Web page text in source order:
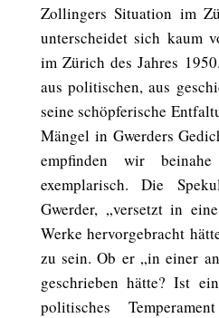
Zollingers Situation im
unterscheidet sich kaum
im Zürich des Jahres
aus politischen, aus
seine schöpferische
Mängel in Gwerders
empfinden wir
exemplarisch. Die
Gwerder, „versetzt in
Werke hervorgebracht
zu sein. Ob er „in einer
geschrieben hätte? Ist
politisches